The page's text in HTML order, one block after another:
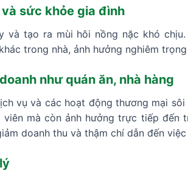
sức khỏe gia đình
và tạo ra mùi hôi nồng nặc khó
trong nhà, ảnh hưởng nghiêm
như quán ăn, nhà hàng
vụ và các hoạt động thương mại
mà còn ảnh hưởng trực tiếp đến
doanh thu và thậm chí dẫn đến